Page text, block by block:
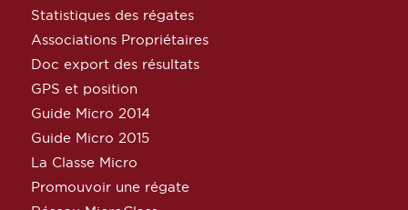
Statistiques des régates
Associations Propriétaires
Doc export des résultats
GPS et position
Guide Micro 2014
Guide Micro 2015
La Classe Micro
Promouvoir une régate